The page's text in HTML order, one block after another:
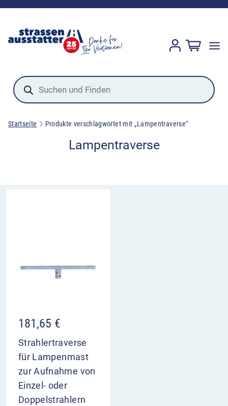
Products
search
Startseite Produkte verschlagwortet mit „Lampentraverse“
Lampentraverse
181,65 €
Strahlertraverse
für Lampenmast
zur Aufnahme von
Einzel- oder
Doppelstrahlern